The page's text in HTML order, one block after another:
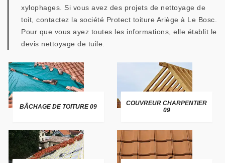
xylophages. Si vous avez des projets de nettoyage de
toit, contactez la société Protect toiture Ariège à Le Bosc.
Pour que vous ayez toutes les informations, elle établit le
devis nettoyage de tuile.
BÂCHAGE DE TOITURE 09
COUVREUR CHARPENTIER
09